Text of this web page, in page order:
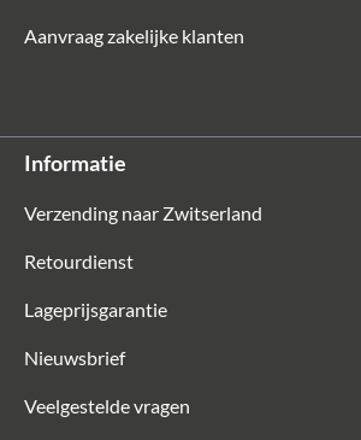
Aanvraag zakelijke klanten
Informatie
Verzending naar Zwitserland
Retourdienst
Lageprijsgarantie
Nieuwsbrief
Veelgestelde vragen